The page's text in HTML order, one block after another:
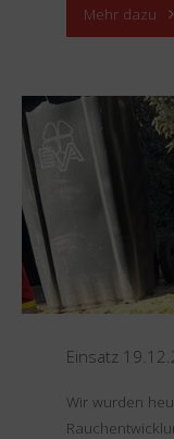
Mehr dazu
–
Einsatz
Wir wurden